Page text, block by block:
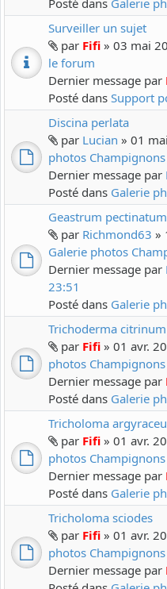
Posté dans Galerie
Surveiller un sujet
par Fifi » 03 mai
le forum
Dernier message par
Posté dans Support
Discina perlata
par Lucian » 01
photos Champignons
Dernier message par
Posté dans Galerie
Geastrum pectinatum
par Richmond63 »
Galerie photos
Dernier message par
23:51
Posté dans Galerie
Trichoderma citrinum
par Fifi » 01 avr.
photos Champignons
Dernier message par
Posté dans Galerie
Tricholoma
par Fifi » 01 avr.
photos Champignons
Dernier message par
Posté dans Galerie
Tricholoma sciodes
par Fifi » 01 avr.
photos Champignons
Dernier message par